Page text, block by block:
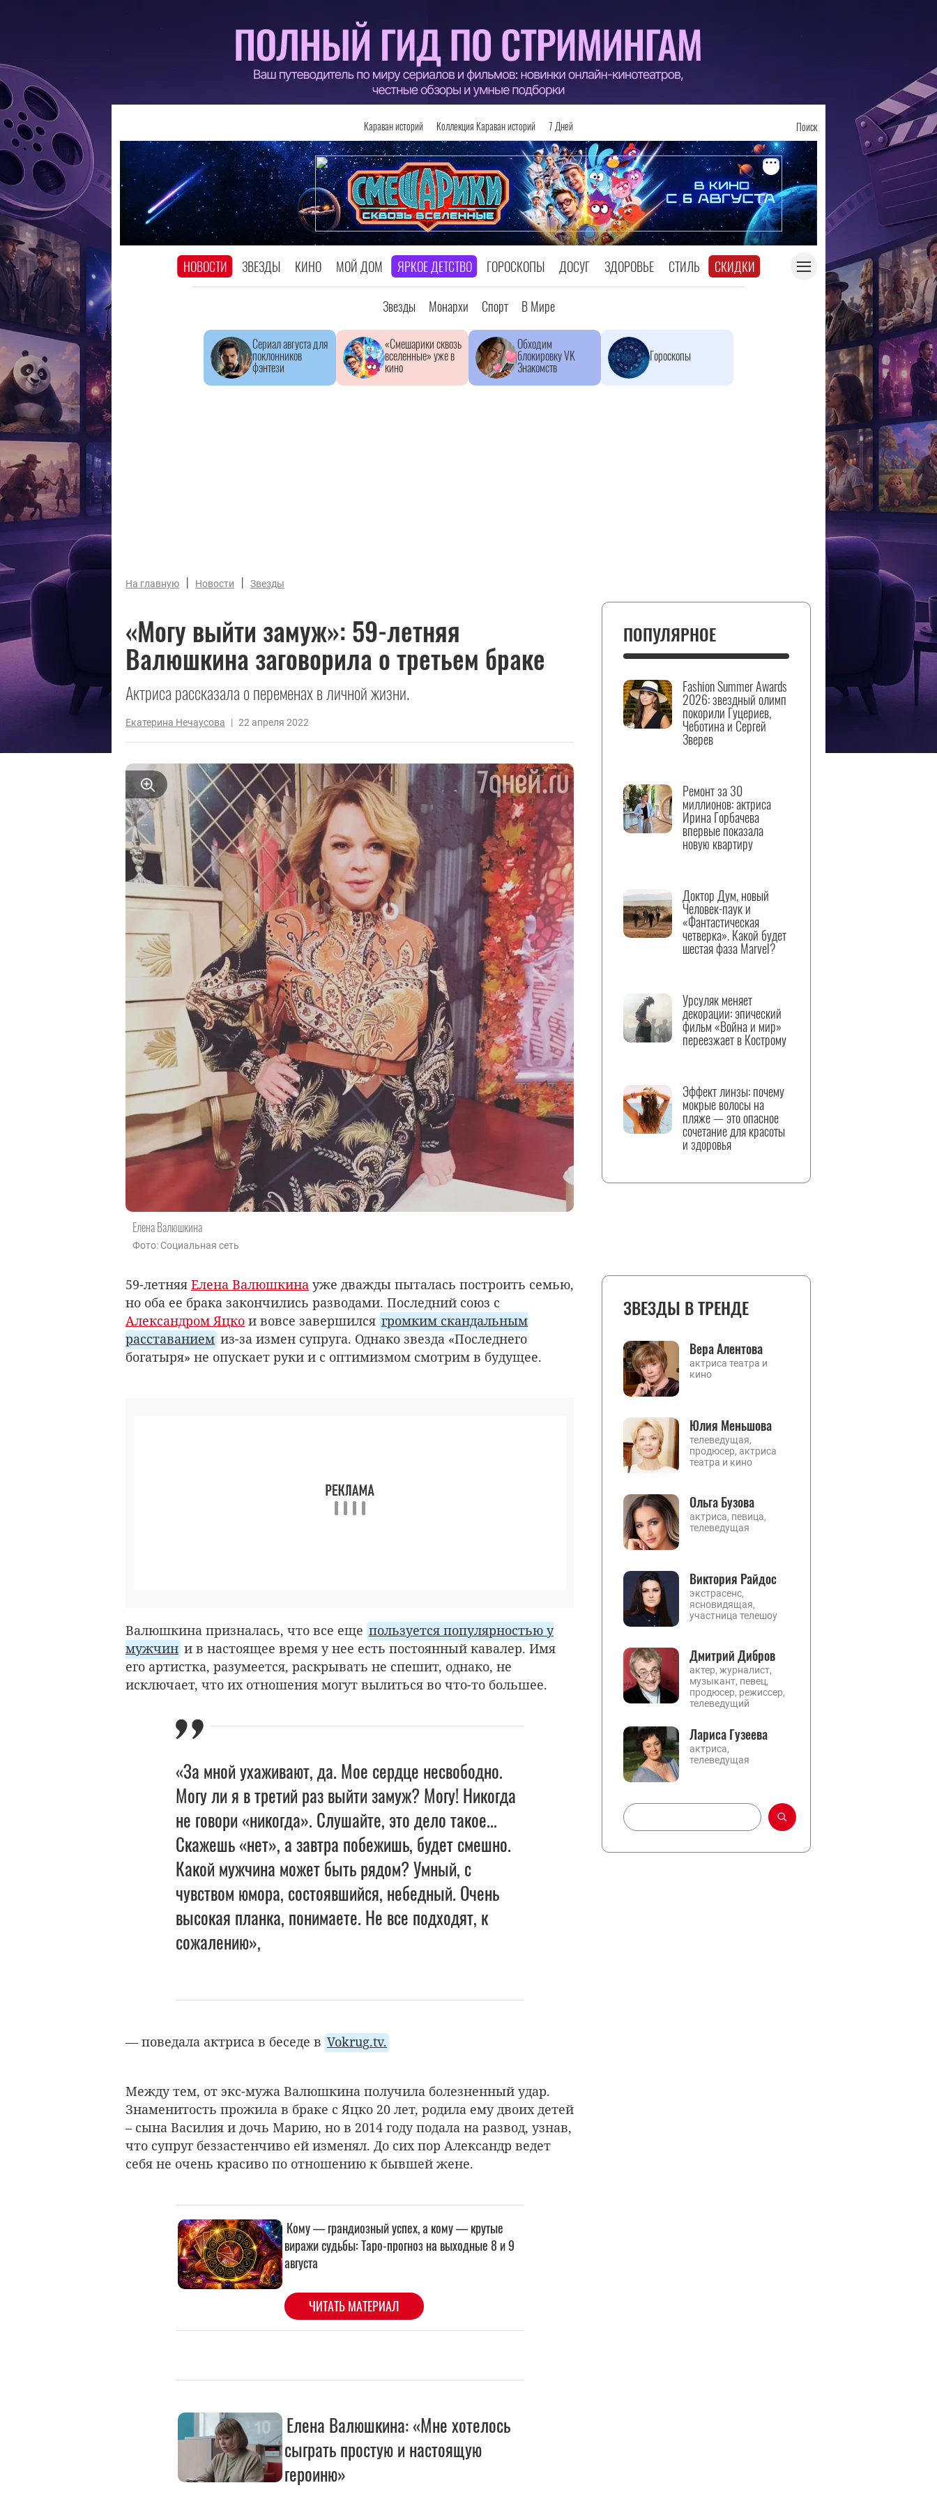
Караван историй Коллекция Караван историй 7 Дней Поиск
НОВОСТИ ЗВЕЗДЫ КИНО МОЙ ДОМ ЯРКОЕ ДЕТСТВО ГОРОСКОПЫ ДОСУГ ЗДОРОВЬЕ СТИЛЬ СКИДКИ
Звезды Монархи Спорт В Мире
Сериал августа для
поклонников
фэнтези
«Смешарики сквозь
вселенные» уже в
кино
Обходим
блокировку VK
Знакомств
Гороскопы
На главную | Новости | Звезды
«Могу выйти замуж»: 59-летняя
Валюшкина заговорила о третьем браке
Актриса рассказала о переменах в личной жизни.
Екатерина Нечаусова | 22 апреля 2022
Елена Валюшкина
Фото: Социальная сеть
59-летняя Елена Валюшкина уже дважды пыталась построить семью,
но оба ее брака закончились разводами. Последний союз с
Александром Яцко и вовсе завершился громким скандальным
расставанием из-за измен супруга. Однако звезда «Последнего
богатыря» не опускает руки и с оптимизмом смотрим в будущее.
Валюшкина призналась, что все еще пользуется популярностью у
мужчин и в настоящее время у нее есть постоянный кавалер. Имя
его артистка, разумеется, раскрывать не спешит, однако, не
исключает, что их отношения могут вылиться во что-то большее.
«За мной ухаживают, да. Мое сердце несвободно.
Могу ли я в третий раз выйти замуж? Могу! Никогда
не говори «никогда». Слушайте, это дело такое...
Скажешь «нет», а завтра побежишь, будет смешно.
Какой мужчина может быть рядом? Умный, с
чувством юмора, состоявшийся, небедный. Очень
высокая планка, понимаете. Не все подходят, к
сожалению»,
— поведала актриса в беседе в Vokrug.tv.
Между тем, от экс-мужа Валюшкина получила болезненный удар.
Знаменитость прожила в браке с Яцко 20 лет, родила ему двоих детей
– сына Василия и дочь Марию, но в 2014 году подала на развод, узнав,
что супруг беззастенчиво ей изменял. До сих пор Александр ведет
себя не очень красиво по отношению к бывшей жене.
Елена Валюшкина: «Мне хотелось
сыграть простую и настоящую
героиню»
ПОПУЛЯРНОЕ
Fashion Summer Awards
2026: звездный олимп
покорили Гуцериев,
Чеботина и Сергей
Зверев
Ремонт за 30
миллионов: актриса
Ирина Горбачева
впервые показала
новую квартиру
Доктор Дум, новый
Человек-паук и
«Фантастическая
четверка». Какой будет
шестая фаза Marvel?
Урсуляк меняет
декорации: эпический
фильм «Война и мир»
переезжает в Кострому
Эффект линзы: почему
мокрые волосы на
пляже — это опасное
сочетание для красоты
и здоровья
ЗВЕЗДЫ В ТРЕНДЕ
Вера Алентова
актриса театра и
кино
Юлия Меньшова
телеведущая,
продюсер, актриса
театра и кино
Ольга Бузова
актриса, певица,
телеведущая
Виктория Райдос
экстрасенс,
ясновидящая,
участница телешоу
Дмитрий Дибров
актер, журналист,
музыкант, певец,
продюсер, режиссер,
телеведущий
Лариса Гузеева
актриса,
телеведущая